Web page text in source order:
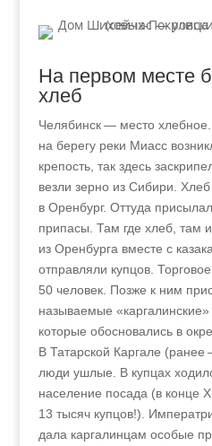
На первом месте
хлеб
Челябинск — место
на берегу реки Миасс
крепость, так здесь
везли зерно из Сибири.
в Оренбург. Оттуда
припасы. Там где хлеб, там и
из Оренбурга вместе с
отправляли купцов.
50 человек. Позже к ним
называемые «каргалинские»
которые обосновались в
В Татарской Каргале
люди ушлые. В купцах
население посада (в конце
13 тысяч купцов!).
дала каргалинцам особые